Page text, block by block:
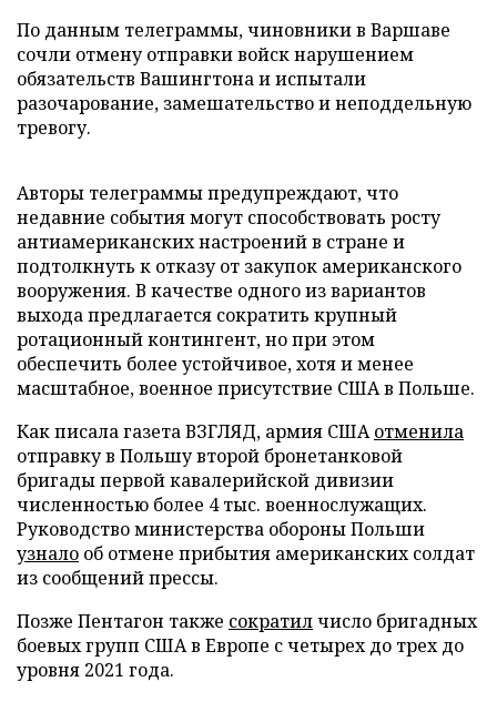
По данным телеграммы, чиновники в Варшаве
сочли отмену отправки войск нарушением
обязательств Вашингтона и испытали
разочарование, замешательство и неподдельную
тревогу.
Авторы телеграммы предупреждают, что
недавние события могут способствовать росту
антиамериканских настроений в стране и
подтолкнуть к отказу от закупок американского
вооружения. В качестве одного из вариантов
выхода предлагается сократить крупный
ротационный контингент, но при этом
обеспечить более устойчивое, хотя и менее
масштабное, военное присутствие США в Польше.
Как писала газета ВЗГЛЯД, армия СШАотменила
отправку в Польшу второй бронетанковой
бригады первой кавалерийской дивизии
численностью более 4 тыс. военнослужащих.
Руководство министерства обороны Польши
узнало об отмене прибытия американских солдат
из сообщений прессы.
Позже Пентагон также сократилчисло бригадных
боевых групп США в Европе с четырех до трех до
уровня 2021 года.